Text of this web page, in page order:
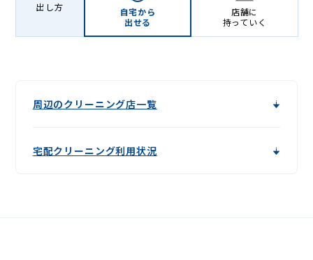
出し方
自宅から
出せる
店舗に
持っていく
周辺のクリーニング店一覧
宅配クリーニング利用状況